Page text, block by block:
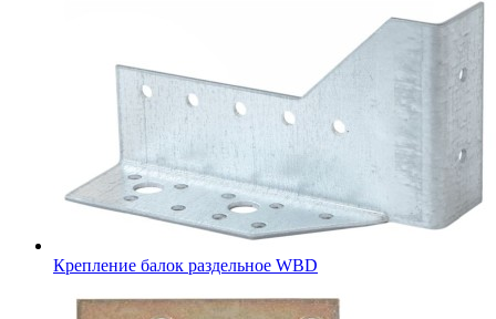
Крепление балок раздельное WBD